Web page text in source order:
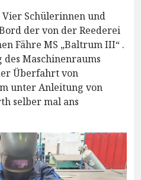
Schülerinnen und
der von der Reederei
Fähre MS „Baltrum III“ .
Maschinenraums
Überfahrt von
unter Anleitung von
selber mal ans